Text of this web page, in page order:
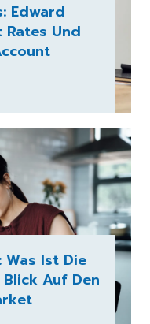
Edward
Rates Und
Was Ist Die
Auf Den